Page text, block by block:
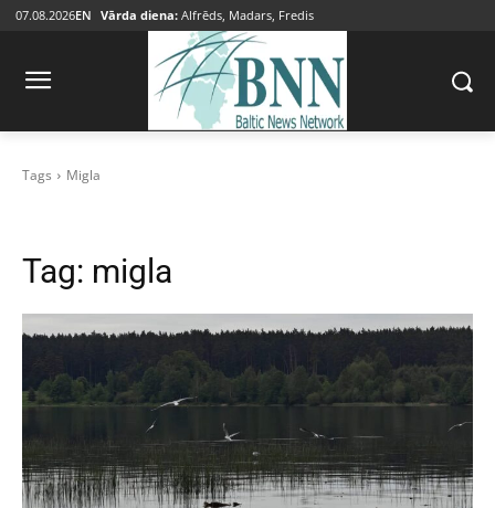
07.08.2026EN Vārda diena: Alfrēds, Madars, Fredis
Tags Migla
Tag: migla